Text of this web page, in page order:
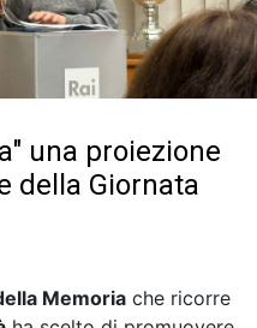
una proiezione
della Giornata
Memoria che ricorre